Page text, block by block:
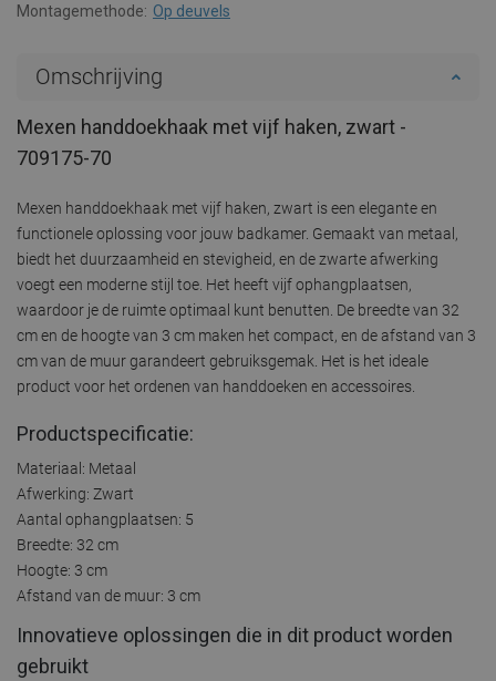
Montagemethode: Op deuvels
Omschrijving
Mexen handdoekhaak met vijf haken, zwart -
709175-70
Mexen handdoekhaak met vijf haken, zwart is een elegante en
functionele oplossing voor jouw badkamer. Gemaakt van metaal,
biedt het duurzaamheid en stevigheid, en de zwarte afwerking
voegt een moderne stijl toe. Het heeft vijf ophangplaatsen,
waardoor je de ruimte optimaal kunt benutten. De breedte van 32
cm en de hoogte van 3 cm maken het compact, en de afstand van 3
cm van de muur garandeert gebruiksgemak. Het is het ideale
product voor het ordenen van handdoeken en accessoires.
Productspecificatie:
Materiaal: Metaal
Afwerking: Zwart
Aantal ophangplaatsen: 5
Breedte: 32 cm
Hoogte: 3 cm
Afstand van de muur: 3 cm
Innovatieve oplossingen die in dit product worden
gebruikt